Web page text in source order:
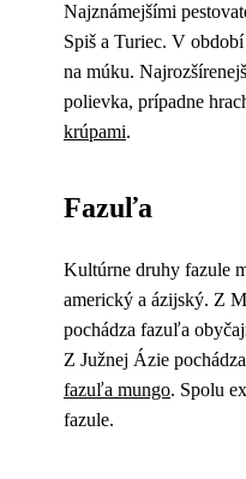
Najznámejšími
Spiš a Turiec. V
na múku.
polievka, prípadne
krúpami.
Fazuľa
Kultúrne druhy fazule
americký a ázijský. Z
pochádza fazuľa
Z Južnej Ázie
fazuľa mungo. Spolu
fazule.